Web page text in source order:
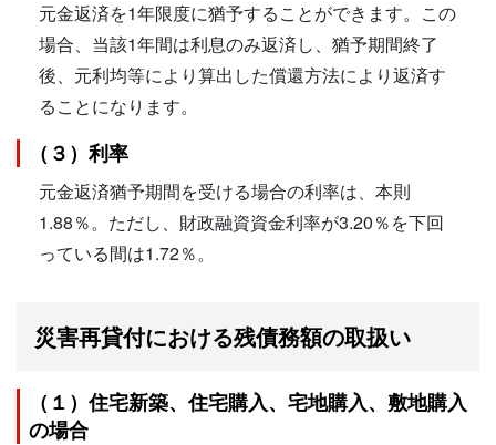
元金返済を1年限度に猶予することができます。この
場合、当該1年間は利息のみ返済し、猶予期間終了
後、元利均等により算出した償還方法により返済す
ることになります。
（３）利率
元金返済猶予期間を受ける場合の利率は、本則
1.88％。ただし、財政融資資金利率が3.20％を下回
っている間は1.72％。
災害再貸付における残債務額の取扱い
（１）住宅新築、住宅購入、宅地購入、敷地購入
の場合